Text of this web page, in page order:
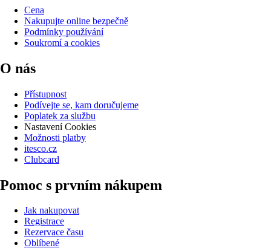
Cena
Nakupujte online bezpečně
Podmínky používání
Soukromí a cookies
O nás
Přístupnost
Podívejte se, kam doručujeme
Poplatek za službu
Nastavení Cookies
Možnosti platby
itesco.cz
Clubcard
Pomoc s prvním nákupem
Jak nakupovat
Registrace
Rezervace času
Oblíbené